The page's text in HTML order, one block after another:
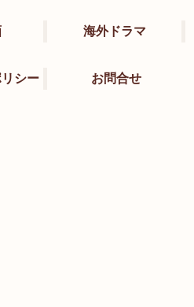
海外ドラマ
シー お問合せ